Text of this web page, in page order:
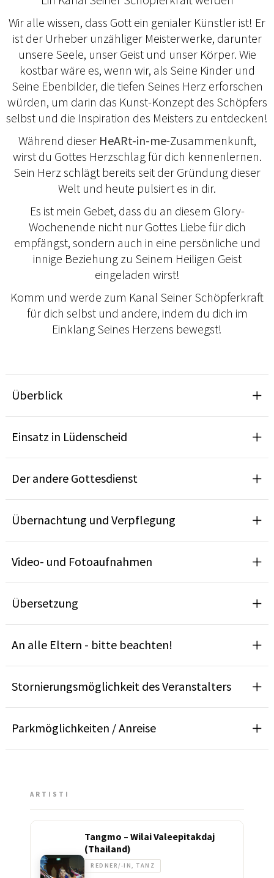
Wir alle wissen, dass Gott ein genialer Künstler ist! Er
ist der Urheber unzähliger Meisterwerke, darunter
unsere Seele, unser Geist und unser Körper. Wie
kostbar wäre es, wenn wir, als Seine Kinder und
Seine Ebenbilder, die tiefen Seines Herz erforschen
würden, um darin das Kunst-Konzept des Schöpfers
selbst und die Inspiration des Meisters zu entdecken!
Während dieser HeARt-in-me-Zusammenkunft,
wirst du Gottes Herzschlag für dich kennenlernen.
Sein Herz schlägt bereits seit der Gründung dieser
Welt und heute pulsiert es in dir.
Es ist mein Gebet, dass du an diesem Glory-
Wochenende nicht nur Gottes Liebe für dich
empfängst, sondern auch in eine persönliche und
innige Beziehung zu Seinem Heiligen Geist
eingeladen wirst!
Komm und werde zum Kanal Seiner Schöpferkraft
für dich selbst und andere, indem du dich im
Einklang Seines Herzens bewegst!
Überblick
Einsatz in Lüdenscheid
Der andere Gottesdienst
Übernachtung und Verpflegung
Video- und Fotoaufnahmen
Übersetzung
An alle Eltern - bitte beachten!
Stornierungsmöglichkeit des Veranstalters
Parkmöglichkeiten / Anreise
ARTISTI
Tangmo – Wilai Valeepitakdaj
(Thailand)
REDNER/-IN, TANZ